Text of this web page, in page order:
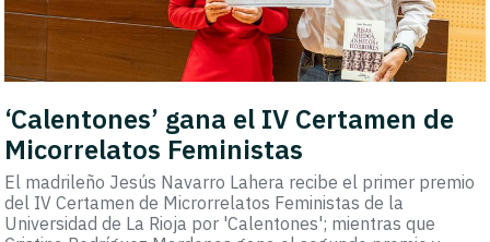
‘Calentones’ gana el IV Certamen de
Micorrelatos Feministas
El madrileño Jesús Navarro Lahera recibe el primer premio
del IV Certamen de Microrrelatos Feministas de la
Universidad de La Rioja por 'Calentones'; mientras que